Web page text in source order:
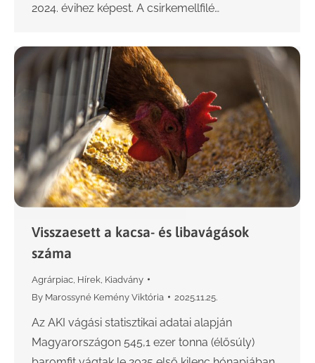
2024. évihez képest. A csirkemellfilé…
Visszaesett a kacsa- és libavágások
száma
Agrárpiac Hírek Kiadvány
By Marossyné Kemény Viktória 2025.11.25.
Az AKI vágási statisztikai adatai alapján
Magyarországon 545,1 ezer tonna (élősúly)